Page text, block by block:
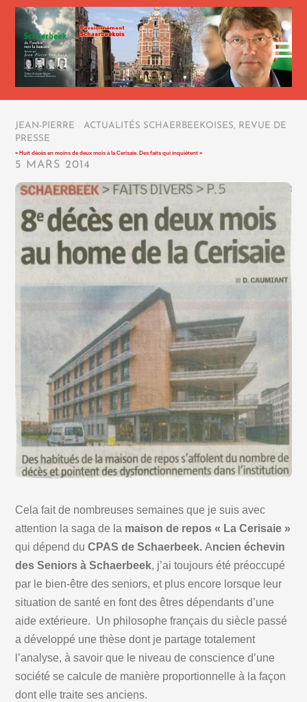
JEAN-PIERRE ACTUALITÉS SCHAERBEEKOISES,
REVUE DE
PRESSE
« Huit décès en moins de deux mois à la Cerisaie. Des faits qui inquiètent »
5 MARS 2014
Cela fait de nombreuses semaines que je suis avec
attention la saga de la maison de repos « La Cerisaie »
qui dépend du CPAS de Schaerbeek.Ancien échevin
des Seniors à Schaerbeek, j’ai toujours été préoccupé
par le bien-être des seniors, et plus encore lorsque leur
situation de santé en font des êtres dépendants d’une
aide extérieure. Un philosophe français du siècle passé
a développé une thèse dont je partage totalement
l’analyse, à savoir que le niveau de conscience d’une
société se calcule de manière proportionnelle à la façon
dont elle traite ses anciens.